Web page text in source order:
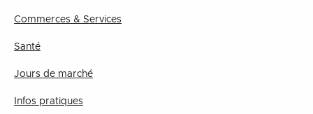
Commerces & Services
Santé
Jours de marché
Infos pratiques